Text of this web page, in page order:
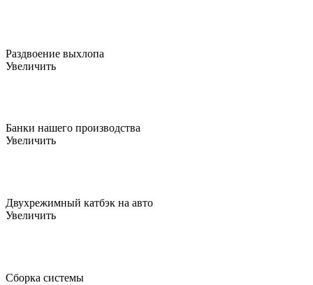
Раздвоение выхлопа
Увеличить
Банки нашего производства
Увеличить
Двухрежимный катбэк на авто
Увеличить
Сборка системы